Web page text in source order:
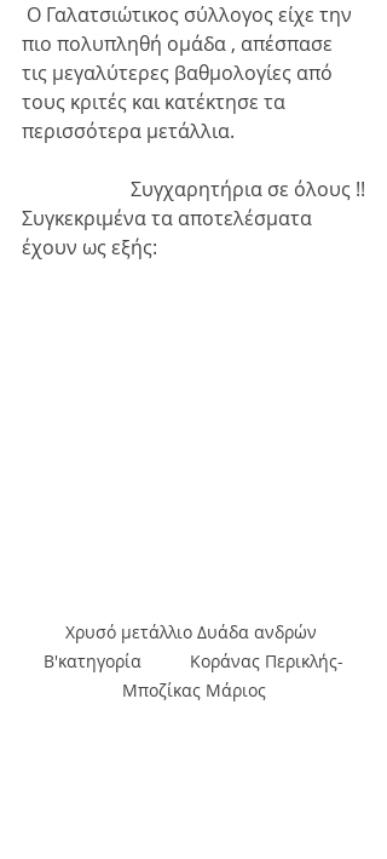
πιο πολυπληθή ομάδα , απέσπασε
τις μεγαλύτερες βαθμολογίες από
τους κριτές και κατέκτησε τα
περισσότερα μετάλλια.
Συγχαρητήρια σε όλους !!
Συγκεκριμένα τα αποτελέσματα
έχουν ως εξής:
Χρυσό μετάλλιο Δυάδα ανδρών
Β'κατηγορία          Κοράνας Περικλής-
Μποζίκας Μάριος